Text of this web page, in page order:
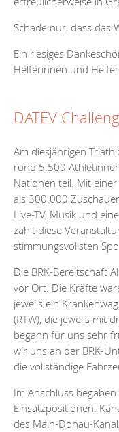
Schade nur, dass das
Ein riesiges
Helferinnen und
DATEV
Am diesjährigen
rund 5.500
Nationen teil. Mit
als 300.000
Live-TV, Musik und
zählt diese
stimmungsvollsten
Die BRK-Bereitschaft
vor Ort. Die Kräfte
jeweils ein
(RTW), die jeweils mit
begann für uns sehr
wir uns an der BRK-
die vollständige
Im Anschluss
Einsatzpositionen:
des Main-Donau-